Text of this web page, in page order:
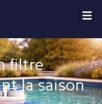
filtre
la saison